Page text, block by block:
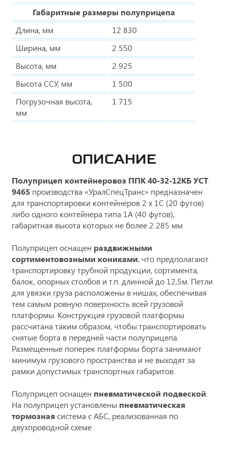
Габаритные размеры полуприцепа
Длина, мм
12 830
Ширина, мм
2 550
Высота, мм
2 925
Высота ССУ, мм
1 500
Погрузочная высота,
мм
1 715
ОПИСАНИЕ
Полуприцеп контейнеровоз ППК 40-32-12КБ УСТ
9465 производства «УралСпецТранс» предназначен
для транспортировки контейнеров 2 х 1С (20 футов)
либо одного контейнера типа 1А (40 футов),
габаритная высота которых не более 2 285 мм
Полуприцеп оснащен раздвижными
сортиментовозными кониками, что предполагают
транспортировку трубной продукции, сортимента,
балок, опорных столбов и т.п. длинной до 12,5м. Петли
для увязки груза расположены в нишах, обеспечивая
тем самым ровную поверхность всей грузовой
платформы. Конструкция грузовой платформы
рассчитана таким образом, чтобы транспортировать
снятые борта в передней части полуприцепа.
Размещенные поперек платформы борта занимают
минимум грузового пространства и не выходят за
рамки допустимых транспортных габаритов.
Полуприцеп оснащен пневматической подвеской
На полуприцеп установлены пневматическая
тормозная система с АБС, реализованная по
двухпроводной схеме .